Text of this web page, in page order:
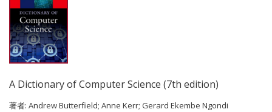
A Dictionary of Computer Science (7th edition)
著者: Andrew Butterfield; Anne Kerr; Gerard Ekembe Ngondi